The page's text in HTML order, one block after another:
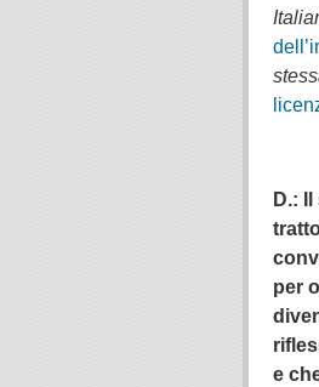
D.:
per
e